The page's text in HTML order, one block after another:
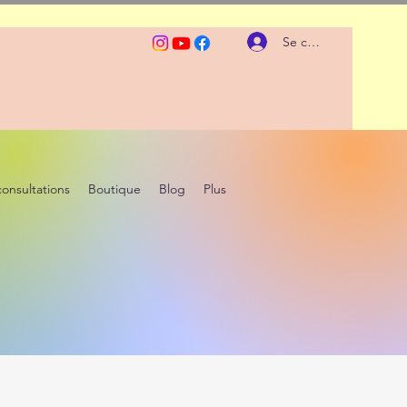
Se connecter
Boutique Blog Plus